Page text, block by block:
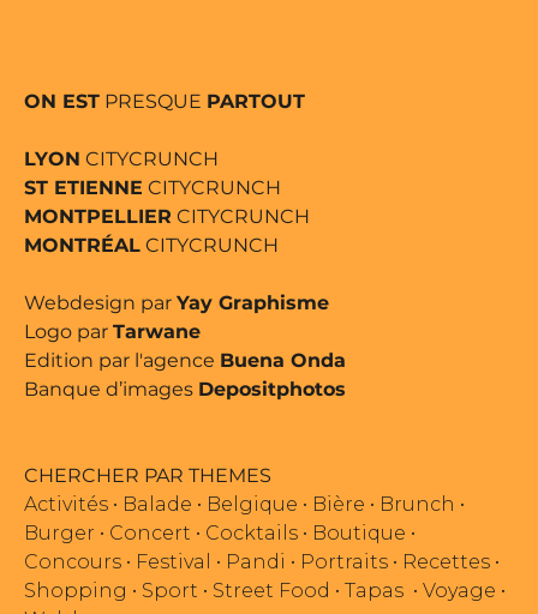
ON EST PRESQUE PARTOUT
LYON CITYCRUNCH
ST ETIENNE CITYCRUNCH
MONTPELLIER CITYCRUNCH
MONTRÉAL CITYCRUNCH
Webdesign par Yay Graphisme
Logo par Tarwane
Edition par l'agence Buena Onda
Banque d’images Depositphotos
CHERCHER PAR THEMES
Activités • Balade • Belgique • Bière • Brunch •
Burger • Concert • Cocktails • Boutique •
Concours • Festival • Pandi • Portraits • Recettes •
Shopping • Sport • Street Food • Tapas • Voyage •